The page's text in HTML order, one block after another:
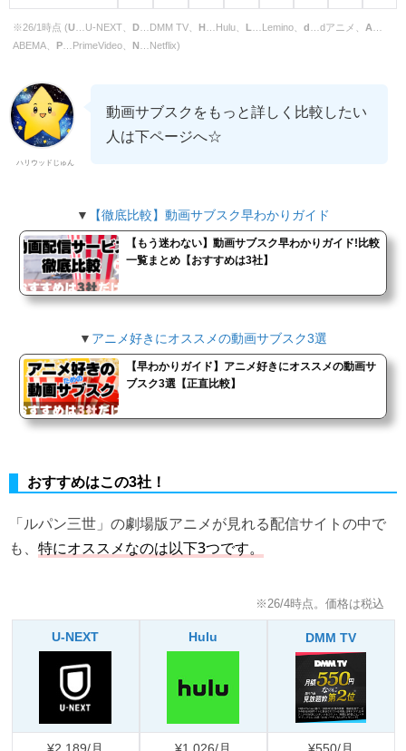
※26/1時点 (U …U-NEXT、 D …DMM TV、 H …Hulu、 …Lemino、 d …dアニメ、 A
ABEMA、
P …PrimeVideo、 N …Netflix)
ハリウッドじゅん
動画サブスクをもっと詳しく比較したい
人は下ページへ☆
▼ 【徹底比較】動画サブスク早わかりガイド
【もう迷わない】動画サブスク早わかりガイド!比較
一覧まとめ【おすすめは3社】
▼ アニメ好きにオススメの動画サブスク3選
【早わかりガイド】アニメ好きにオススメの動画サ
ブスク3選【正直比較】
おすすめはこの3社！
「ルパン三世」の劇場版アニメが見れる配信サイトの中で
も、 特にオススメなのは以下3つです。
※26/4時点。価格は税込
U-NEXT Hulu DMM TV